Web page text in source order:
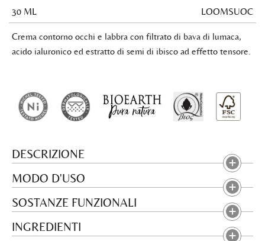
30 ML LOOMSUOC
Crema contorno occhi e labbra con filtrato di bava di lumaca,
acido ialuronico ed estratto di semi di ibisco ad effetto tensore.
DESCRIZIONE
MODO D'USO
SOSTANZE FUNZIONALI
INGREDIENTI